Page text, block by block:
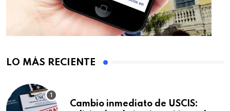
LO MÁS RECIENTE
Cambio inmediato de USCIS: